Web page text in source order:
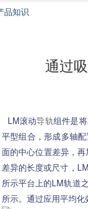
品知识
通过
LM滚动导轨组件是
平型组合，形成多轴
面的中心位置差异，
差异的长度或尺寸，
所示平台上的LM轨道
所示。通过应用平均